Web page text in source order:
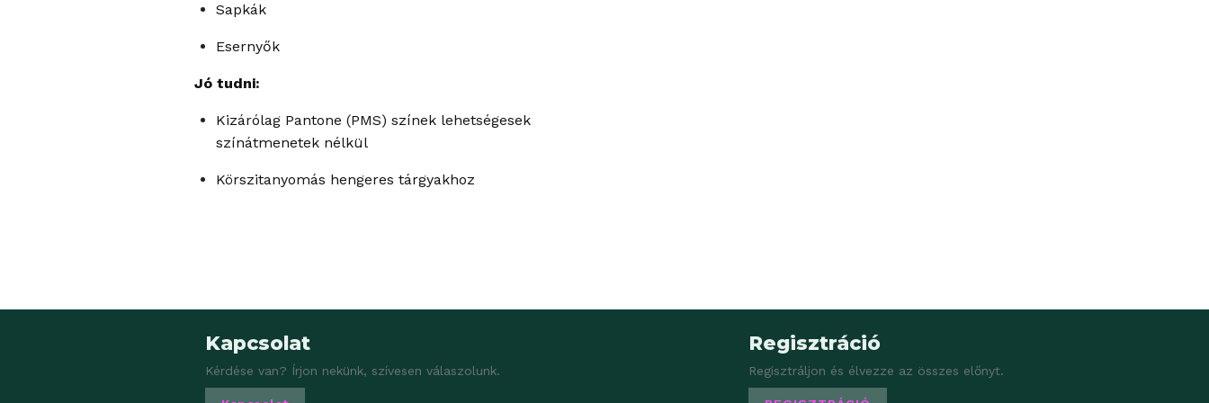
Sapkák
Esernyők
Jó tudni:
Kizárólag Pantone (PMS) színek lehetségesek
színátmenetek nélkül
Körszitanyomás hengeres tárgyakhoz
Kapcsolat
Kérdése van? Írjon nekünk, szívesen válaszolunk.
Regisztráció
Regisztráljon és élvezze az összes előnyt.